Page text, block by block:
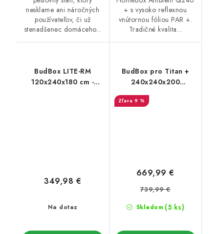
nesklame ani náročných
používateľov, či už
stenadšenec domáceho...
+ s vysoko reflexnou
vnútornou fóliou PAR +.
Tradičné kvalita...
BudBox LITE-RM
120x240x180 cm -
Na dotaz
349,98 €
BudBox pro Titan +
240x240x200
stan
9 %
Skladom (5 ks)
669,99 €
739,99 €